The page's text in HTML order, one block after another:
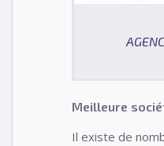
Meilleure
Il existe de